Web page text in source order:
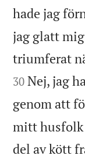
hade jag
jag glatt
triumferat
30 Nej, jag
genom att
mitt husfolk
del av kött